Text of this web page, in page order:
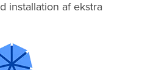
installation af ekstra